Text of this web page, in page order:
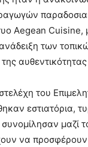
Aegean Cuisine,
των
του
εστιατόρια,
μαζί
να προσφέρουν